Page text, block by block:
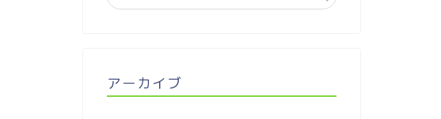
アーカイブ